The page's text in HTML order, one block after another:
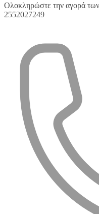
Ολοκληρώστε την αγορά
2552027249